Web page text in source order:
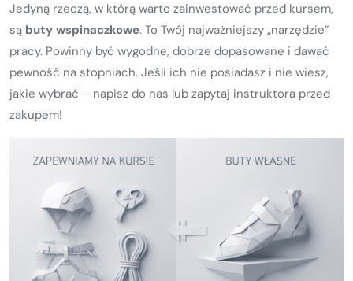
Jedyną rzeczą, w którą warto zainwestować przed kursem,
są buty wspinaczkowe. To Twój najważniejszy „narzędzie”
pracy. Powinny być wygodne, dobrze dopasowane i dawać
pewność na stopniach. Jeśli ich nie posiadasz i nie wiesz,
jakie wybrać – napisz do nas lub zapytaj instruktora przed
zakupem!